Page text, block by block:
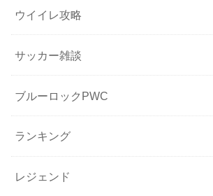
ウイイレ攻略
サッカー雑談
ブルーロックPWC
ランキング
レジェンド